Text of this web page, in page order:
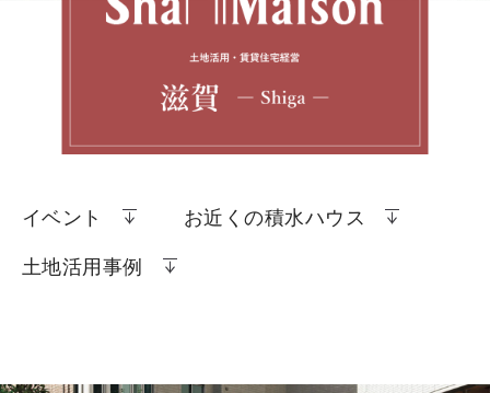
イベント お近くの積水ハウス
土地活用事例